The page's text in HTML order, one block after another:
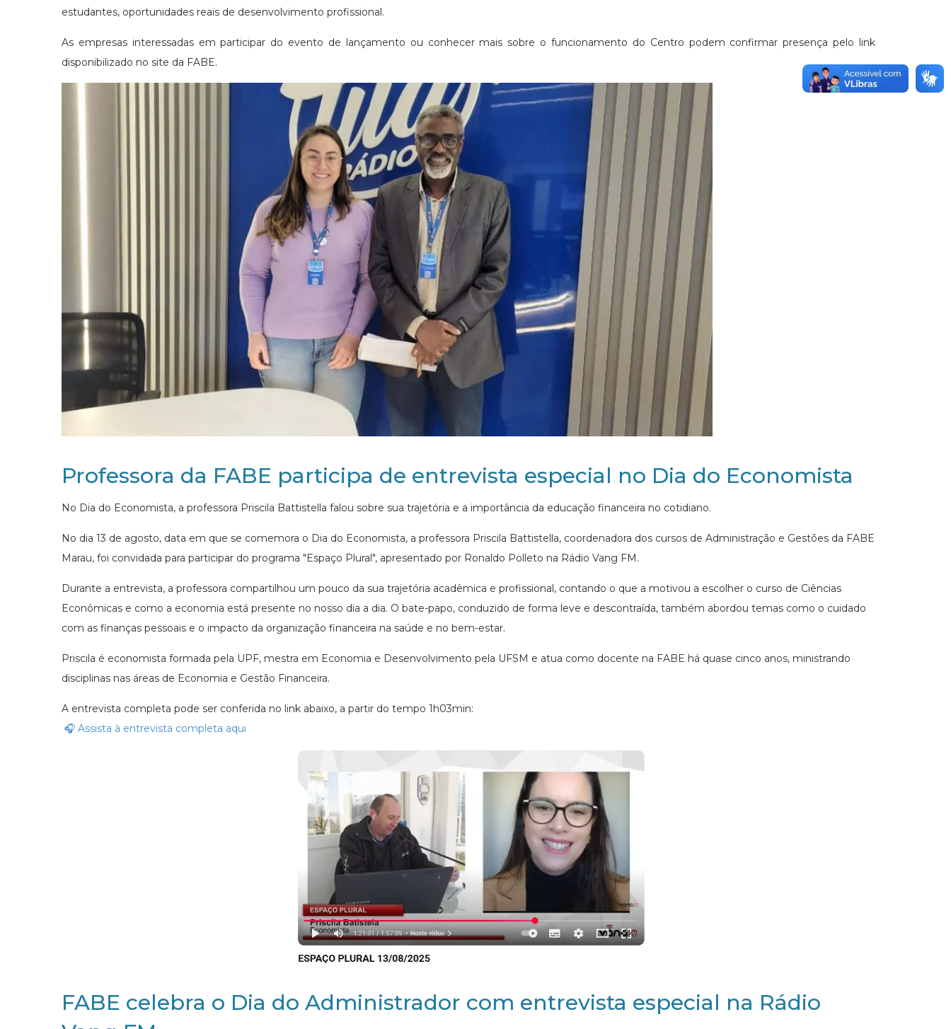
estudantes, oportunidades reais de desenvolvimento profissional.
As empresas interessadas em participar do evento de lançamento ou conhecer mais sobre o funcionamento do Centro podem confirmar presença pelo link
disponibilizado no site da FABE.
Professora da FABE participa de entrevista especial no Dia do Economista
No Dia do Economista, a professora Priscila Battistella falou sobre sua trajetória e a importância da educação financeira no cotidiano.
No dia 13 de agosto, data em que se comemora o Dia do Economista, a professora Priscila Battistella, coordenadora dos cursos de Administração e Gestões da FABE
Marau, foi convidada para participar do programa "Espaço Plural", apresentado por Ronaldo Polleto na Rádio Vang FM.
Durante a entrevista, a professora compartilhou um pouco da sua trajetória acadêmica e profissional, contando o que a motivou a escolher o curso de Ciências
Econômicas e como a economia está presente no nosso dia a dia. O bate-papo, conduzido de forma leve e descontraída, também abordou temas como o cuidado
com as finanças pessoais e o impacto da organização financeira na saúde e no bem-estar.
Priscila é economista formada pela UPF, mestra em Economia e Desenvolvimento pela UFSM e atua como docente na FABE há quase cinco anos, ministrando
disciplinas nas áreas de Economia e Gestão Financeira.
A entrevista completa pode ser conferida no link abaixo, a partir do tempo 1h03min:
🎧 Assista à entrevista completa aqui
FABE celebra o Dia do Administrador com entrevista especial na Rádio